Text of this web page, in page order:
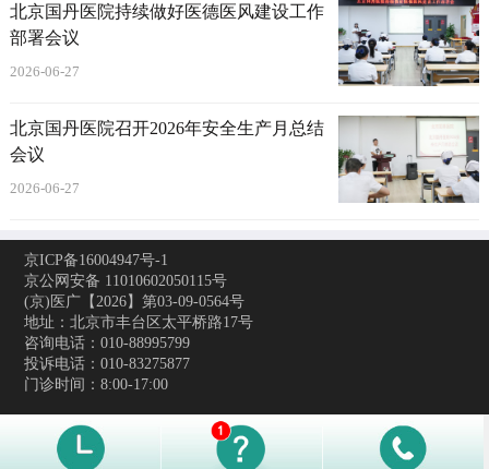
北京国丹医院持续做好医德医风建设工作
部署会议
2026-06-27
北京国丹医院召开2026年安全生产月总结
会议
2026-06-27
京ICP备16004947号-1
京公网安备 11010602050115号
(京)医广【2026】第03-09-0564号
地址：北京市丰台区太平桥路17号
咨询电话：010-88995799
投诉电话：010-83275877
门诊时间：8:00-17:00